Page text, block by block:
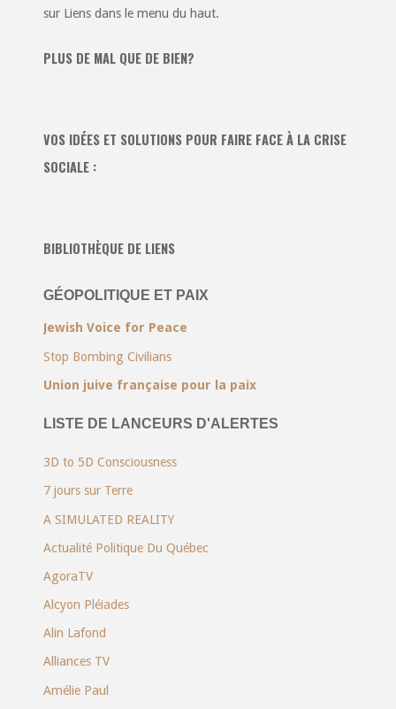
sur Liens dans le menu du haut.
PLUS DE MAL QUE DE BIEN?
VOS IDÉES ET SOLUTIONS POUR FAIRE FACE À LA CRISE
SOCIALE :
BIBLIOTHÈQUE DE LIENS
GÉOPOLITIQUE ET PAIX
Jewish Voice for Peace
Stop Bombing Civilians
Union juive française pour la paix
LISTE DE LANCEURS D'ALERTES
3D to 5D Consciousness
7 jours sur Terre
A SIMULATED REALITY
Actualité Politique Du Québec
AgoraTV
Alcyon Pléiades
Alin Lafond
Alliances TV
Amélie Paul